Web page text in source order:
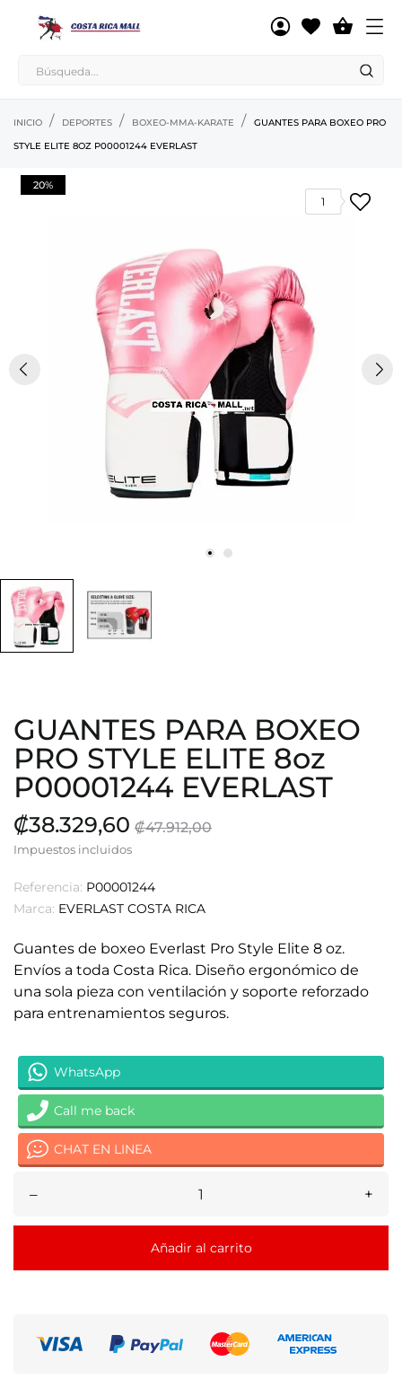

INICIO DEPORTES BOXEO-MMA-KARATE
GUANTES PARA BOXEO PRO
STYLE ELITE 8OZ P00001244 EVERLAST
20%
1
GUANTES PARA BOXEO
PRO STYLE ELITE 8oz
P00001244 EVERLAST
₡38.329,60 ₡47.912,00
Impuestos incluidos
Referencia: P00001244
Marca: EVERLAST COSTA RICA
Guantes de boxeo Everlast Pro Style Elite 8 oz.
Envíos a toda Costa Rica. Diseño ergonómico de
una sola pieza con ventilación y soporte reforzado
para entrenamientos seguros.
WhatsApp
Call me back
CHAT EN LINEA
– +
Añadir al carrito